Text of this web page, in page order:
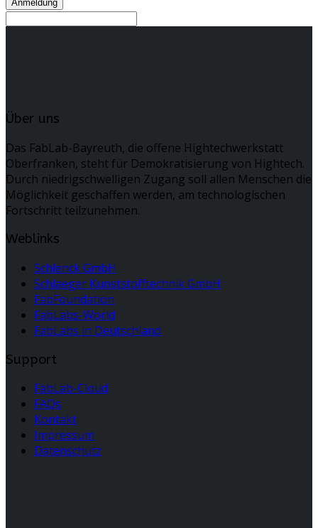
Über uns
Das FabLab-Bayreuth, die offene Hightechwerkstatt
Oberfranken, steht für Demokratisierung von Hightech.
Durch niedrigschwelligen Zugang soll allen Menschen die
Möglichkeit geschaffen werden, am technologischen
Fortschritt teilzunehmen.
Weblinks
Schlenck GmbH
Schlaeger Kunststofftechnik GmbH
FabFoundation
FabLabs-World
FabLabs in Deutschland
Support
FabLab-Cloud
FAQs
Kontakt
Impressum
Datenschutz